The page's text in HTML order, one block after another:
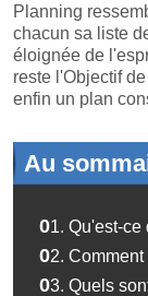
Planning
chacun sa liste
éloignée de
reste l'Objectif
enfin un plan
Au
01. Qu'est-ce
02.
03. Quels